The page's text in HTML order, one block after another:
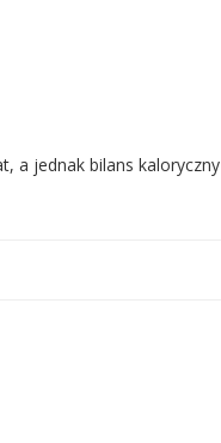
a jednak bilans kaloryczny